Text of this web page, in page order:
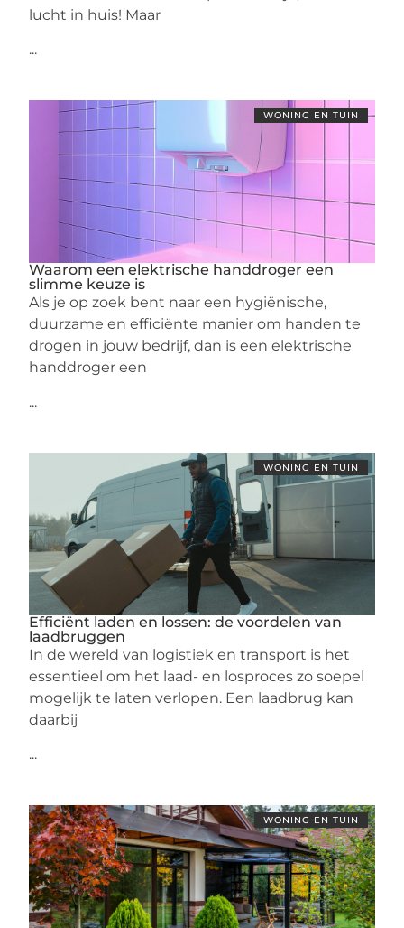
lucht in huis! Maar
...
WONING EN TUIN
Waarom een elektrische handdroger een
slimme keuze is
Als je op zoek bent naar een hygiënische,
duurzame en efficiënte manier om handen te
drogen in jouw bedrijf, dan is een elektrische
handdroger een
...
WONING EN TUIN
Efficiënt laden en lossen: de voordelen van
laadbruggen
In de wereld van logistiek en transport is het
essentieel om het laad- en losproces zo soepel
mogelijk te laten verlopen. Een laadbrug kan
daarbij
...
WONING EN TUIN